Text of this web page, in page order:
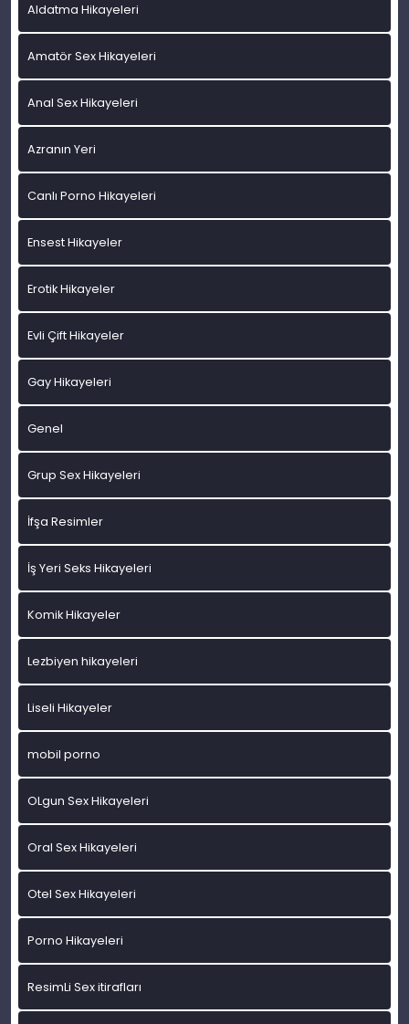
Aldatma Hikayeleri
Amatör Sex Hikayeleri
Anal Sex Hikayeleri
Azranın Yeri
Canlı Porno Hikayeleri
Ensest Hikayeler
Erotik Hikayeler
Evli Çift Hikayeler
Gay Hikayeleri
Genel
Grup Sex Hikayeleri
İfşa Resimler
İş Yeri Seks Hikayeleri
Komik Hikayeler
Lezbiyen hikayeleri
Liseli Hikayeler
mobil porno
OLgun Sex Hikayeleri
Oral Sex Hikayeleri
Otel Sex Hikayeleri
Porno Hikayeleri
ResimLi Sex itirafları